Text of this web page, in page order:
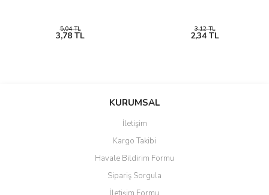
5,04 TL
3,78 TL
3,12 TL
2,34 TL
KURUMSAL
İletişim
Kargo Takibi
Havale Bildirim Formu
Sipariş Sorgula